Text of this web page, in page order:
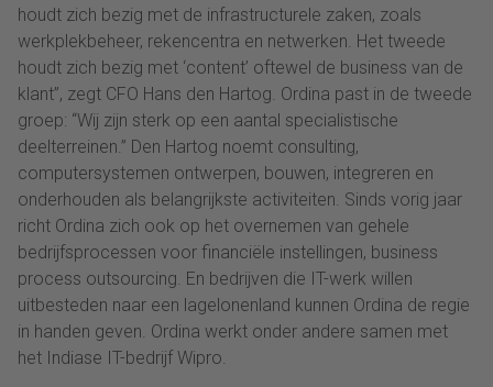
houdt zich bezig met de infrastructurele zaken, zoals
werkplekbeheer, rekencentra en netwerken. Het tweede
houdt zich bezig met ‘content’ oftewel de business van de
klant”, zegt CFO Hans den Hartog. Ordina past in de tweede
groep: “Wij zijn sterk op een aantal specialistische
deelterreinen.” Den Hartog noemt consulting,
computersystemen ontwerpen, bouwen, integreren en
onderhouden als belangrijkste activiteiten. Sinds vorig jaar
richt Ordina zich ook op het overnemen van gehele
bedrijfsprocessen voor financiële instellingen, business
process outsourcing. En bedrijven die IT-werk willen
uitbesteden naar een lagelonenland kunnen Ordina de regie
in handen geven. Ordina werkt onder andere samen met
het Indiase IT-bedrijf Wipro.